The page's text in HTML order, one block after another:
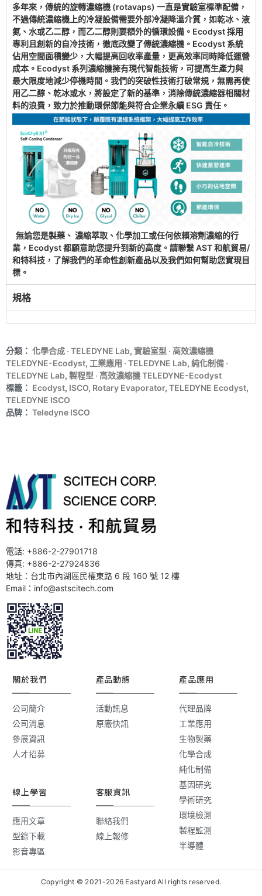
多年來，傳統的旋轉濃縮機 (rotavaps) 一直是實驗室標準配備，
不過傳統濃縮機上的冷凝設備需要外部冷凝降溫介質，如乾冰、液
氮、水或乙二醇，而乙二醇則要額外的循環設備。Ecodyst 採用
專利且創新的自冷技術，徹底改變了傳統濃縮機。Ecodyst 系統
佔用空間面積變少，大幅提高回收率產量，更高效率同時降低運營
成本。Ecodyst 系列濃縮機擁有現代智能技術，可提高生產力與
最大限度地減少停機時間。我們的突破性技術打破常規，無需再使
用乙二醇、乾冰或水，將設定了新的基準，消除傳統濃縮器相關材
料的浪費，致力於推動環保節能與符合企業永續 ESG 責任。
無論您是製藥、 濃縮萃取、化學加工或任何依賴溶劑濃縮的行
業，Ecodyst 都願意助您提升到新的高度。請聯繫 AST 和航貿易/
和特科技，了解我們的革命性創新產品以及我們如何幫助您實現目
標。
規格
分類： 化學合成 ‧ TELEDYNE Lab, 實驗室型 ‧ 高效濃縮機
TELEDYNE-Ecodyst, 工業應用 ‧ TELEDYNE Lab, 純化制備 ‧
TELEDYNE Lab, 製程型 ‧ 高效濃縮機 TELEDYNE-Ecodyst
標籤： Ecodyst, ISCO, Rotary Evaporator, TELEDYNE Ecodyst,
TELEDYNE ISCO
品牌： Teledyne ISCO
電話: +886-2-27901718
傳真: +886-2-27924836
地址：台北市內湖區民權東路 6 段 160 號 12 樓
Email：info@astscitech.com
關於我們
公司簡介
公司消息
參展資訊
人才招募
產品動態
活動訊息
原廠快訊
產品應用
代理品牌
工業應用
生物製藥
化學合成
純化制備
基因研究
學術研究
環境檢測
製程監測
半導體
線上學習
應用文章
型錄下載
影音專區
客服資訊
聯絡我們
線上報修
Copyright © 2021-2026 Eastyard All rights reserved.